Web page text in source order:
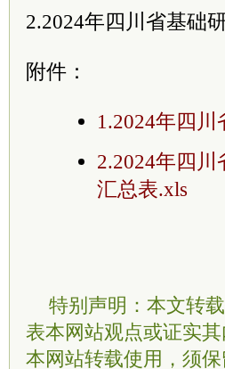
2.2024年四川省基础
附件：
1.2024年四
2.2024年四
汇总表.xls
特别声明：本文转
表本网站观点或证实
本网站转载使用，须